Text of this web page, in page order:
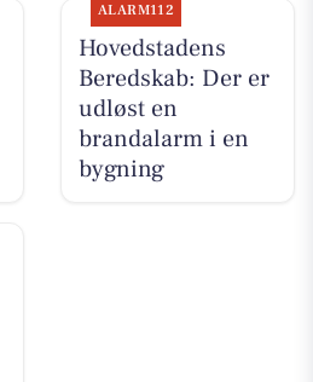
ALARM112
Hovedstadens
Beredskab: Der er
udløst en
brandalarm i en
bygning